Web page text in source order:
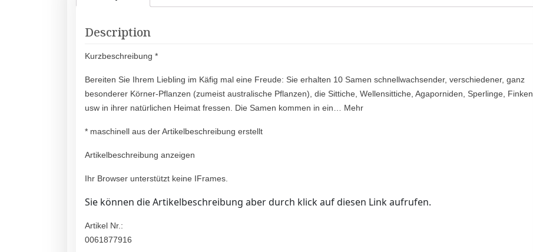
Description
Kurzbeschreibung *
Bereiten Sie Ihrem Liebling im Käfig mal eine Freude: Sie erhalten 10 Samen schnellwachsender, verschiedener, ganz
besonderer Körner-Pflanzen (zumeist australische Pflanzen), die Sittiche, Wellensittiche, Agaporniden, Sperlinge, Finken
usw in ihrer natürlichen Heimat fressen. Die Samen kommen in ein… Mehr
* maschinell aus der Artikelbeschreibung erstellt
Artikelbeschreibung anzeigen
Ihr Browser unterstützt keine IFrames.
Sie können die Artikelbeschreibung aber durch klick auf diesen Link aufrufen.
Artikel Nr.:
0061877916